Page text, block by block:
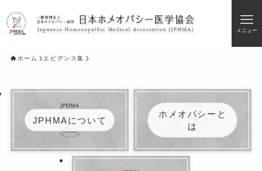
メニュー
ホーム エビデンス集
JPHMAについて
ホメオパシーと
は